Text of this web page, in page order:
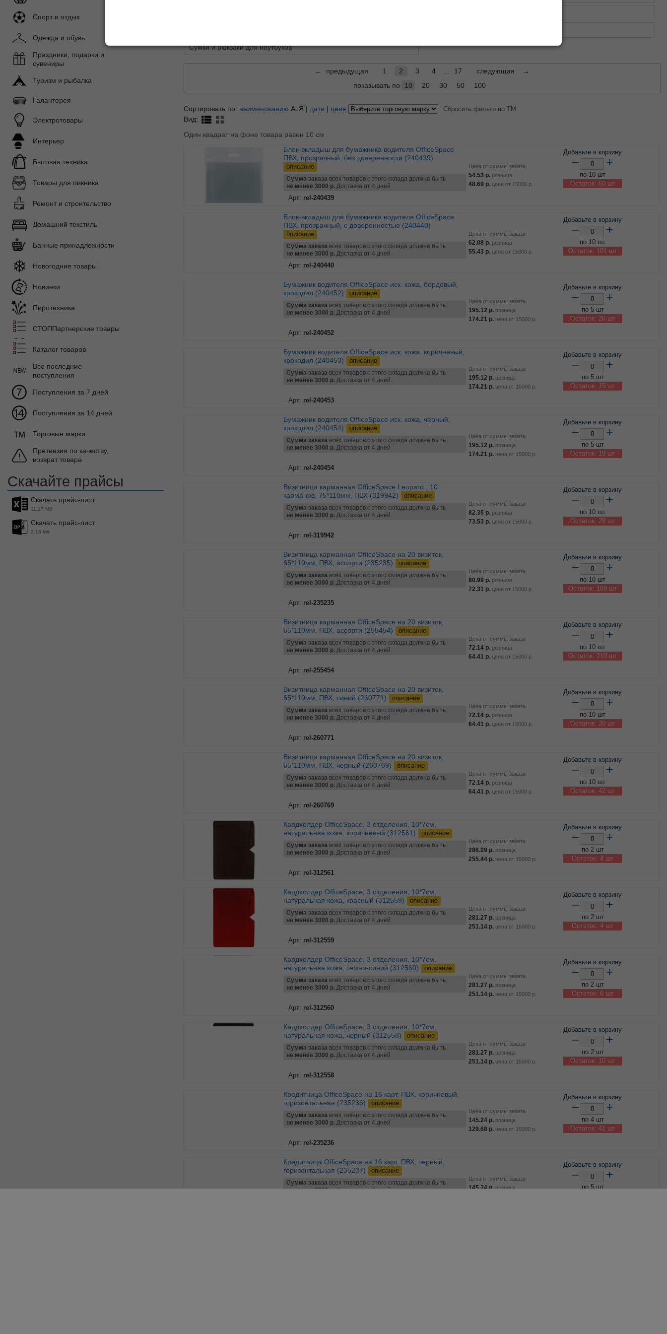
Сумки и рюкзаки для ноутбуков
← предыдущая 1 2 3 4 17 следующая
→
показывать по
10 20 30 50 100
Сортировать по: наименованию А↓Я | дате | цене Сбросить фильтр по ТМ
Вид:
Один квадрат на фоне товара равен 10 см
Блок-вкладыш для бумажника водителя OfficeSpace
ПВХ, прозрачный, без доверенности (240439)
описание
Сумма заказа всех товаров с этого склада должна быть
не менее 3000 р.Доставка от 4 дней
Арт: rel-240439
Цена от суммы заказа
54.53 р. розница
48.69 р. цена от 15000 р.
Добавьте в корзину
– +
по 10 шт
Остаток: 60 шт
Блок-вкладыш для бумажника водителя OfficeSpace
ПВХ, прозрачный, с доверенностью (240440)
описание
Сумма заказа всех товаров с этого склада должна быть
не менее 3000 р.Доставка от 4 дней
Арт: rel-240440
Цена от суммы заказа
62.08 р. розница
55.43 р. цена от 15000 р.
Добавьте в корзину
– +
по 10 шт
Остаток: 101 шт
Бумажник водителя OfficeSpace иск. кожа, бордовый,
крокодил (240452)
описание
Сумма заказа всех товаров с этого склада должна быть
не менее 3000 р.Доставка от 4 дней
Арт: rel-240452
Цена от суммы заказа
195.12 р. розница
174.21 р. цена от 15000 р.
Добавьте в корзину
– +
по 5 шт
Остаток: 20 шт
Бумажник водителя OfficeSpace иск. кожа, коричневый,
крокодил (240453)
описание
Сумма заказа всех товаров с этого склада должна быть
не менее 3000 р.Доставка от 4 дней
Арт: rel-240453
Цена от суммы заказа
195.12 р. розница
174.21 р. цена от 15000 р.
Добавьте в корзину
– +
по 5 шт
Остаток: 15 шт
Бумажник водителя OfficeSpace иск. кожа, черный,
крокодил (240454)
описание
Сумма заказа всех товаров с этого склада должна быть
не менее 3000 р.Доставка от 4 дней
Арт: rel-240454
Цена от суммы заказа
195.12 р. розница
174.21 р. цена от 15000 р.
Добавьте в корзину
– +
по 5 шт
Остаток: 19 шт
Визитница карманная OfficeSpace Leopard , 10
карманов, 75*110мм, ПВХ (319942)
описание
Сумма заказа всех товаров с этого склада должна быть
не менее 3000 р.Доставка от 4 дней
Арт: rel-319942
Цена от суммы заказа
82.35 р. розница
73.53 р. цена от 15000 р.
Добавьте в корзину
– +
по 10 шт
Остаток: 28 шт
Визитница карманная OfficeSpace на 20 визиток,
65*110мм, ПВХ, ассорти (235235)
описание
Сумма заказа всех товаров с этого склада должна быть
не менее 3000 р.Доставка от 4 дней
Арт: rel-235235
Цена от суммы заказа
80.99 р. розница
72.31 р. цена от 15000 р.
Добавьте в корзину
– +
по 10 шт
Остаток: 169 шт
Визитница карманная OfficeSpace на 20 визиток,
65*110мм, ПВХ, ассорти (255454)
описание
Сумма заказа всех товаров с этого склада должна быть
не менее 3000 р.Доставка от 4 дней
Арт: rel-255454
Цена от суммы заказа
72.14 р. розница
64.41 р. цена от 15000 р.
Добавьте в корзину
– +
по 10 шт
Остаток: 210 шт
Визитница карманная OfficeSpace на 20 визиток,
65*110мм, ПВХ, синий (260771)
описание
Сумма заказа всех товаров с этого склада должна быть
не менее 3000 р.Доставка от 4 дней
Арт: rel-260771
Цена от суммы заказа
72.14 р. розница
64.41 р. цена от 15000 р.
Добавьте в корзину
– +
по 10 шт
Остаток: 20 шт
Визитница карманная OfficeSpace на 20 визиток,
65*110мм, ПВХ, черный (260769)
описание
Сумма заказа всех товаров с этого склада должна быть
не менее 3000 р.Доставка от 4 дней
Арт: rel-260769
Цена от суммы заказа
72.14 р. розница
64.41 р. цена от 15000 р.
Добавьте в корзину
– +
по 10 шт
Остаток: 42 шт
Кардхолдер OfficeSpace, 3 отделения, 10*7см,
натуральная кожа, коричневый (312561)
описание
Сумма заказа всех товаров с этого склада должна быть
не менее 3000 р.Доставка от 4 дней
Арт: rel-312561
Цена от суммы заказа
286.09 р. розница
255.44 р. цена от 15000 р.
Добавьте в корзину
– +
по 2 шт
Остаток: 4 шт
Кардхолдер OfficeSpace, 3 отделения, 10*7см,
натуральная кожа, красный (312559)
описание
Сумма заказа всех товаров с этого склада должна быть
не менее 3000 р.Доставка от 4 дней
Арт: rel-312559
Цена от суммы заказа
281.27 р. розница
251.14 р. цена от 15000 р.
Добавьте в корзину
– +
по 2 шт
Остаток: 4 шт
Кардхолдер OfficeSpace, 3 отделения, 10*7см,
натуральная кожа, темно-синий (312560)
описание
Сумма заказа всех товаров с этого склада должна быть
не менее 3000 р.Доставка от 4 дней
Арт: rel-312560
Цена от суммы заказа
281.27 р. розница
251.14 р. цена от 15000 р.
Добавьте в корзину
– +
по 2 шт
Остаток: 6 шт
Кардхолдер OfficeSpace, 3 отделения, 10*7см,
натуральная кожа, черный (312558)
описание
Сумма заказа всех товаров с этого склада должна быть
не менее 3000 р.Доставка от 4 дней
Арт: rel-312558
Цена от суммы заказа
281.27 р. розница
251.14 р. цена от 15000 р.
Добавьте в корзину
– +
по 2 шт
Остаток: 10 шт
Кредитница OfficeSpace на 16 карт, ПВХ, коричневый,
горизонтальная (235236)
описание
Сумма заказа всех товаров с этого склада должна быть
не менее 3000 р.Доставка от 4 дней
Арт: rel-235236
Цена от суммы заказа
145.24 р. розница
129.68 р. цена от 15000 р.
Добавьте в корзину
– +
по 4 шт
Остаток: 41 шт
Кредитница OfficeSpace на 16 карт, ПВХ, черный,
горизонтальная (235237)
описание
Сумма заказа всех товаров с этого склада должна быть
не менее 3000 р.Доставка от 4 дней
Цена от суммы заказа
145.24р.розница
Добавьте в корзину
– +
по 5 шт
Спорт и отдых
Одежда и обувь
Праздники, подарки и
сувениры
Туризм и рыбалка
Галантерея
Электротовары
Интерьер
Бытовая техника
Товары для пикника
Ремонт и строительство
Домашний текстиль
Банные принадлежности
Новогодние товары
Новинки
Пиротехника
СТОППартнерские товары
Каталог товаров
Все последние
поступления
Поступления за 7 дней
Поступления за 14 дней
Торговые марки
Претензия по качеству,
возврат товара
Скачайте прайсы
Скачать прайс-лист
11.17 Мб
Скачать прайс-лист
2.18 Мб